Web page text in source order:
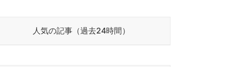
人気の記事（過去24時間）